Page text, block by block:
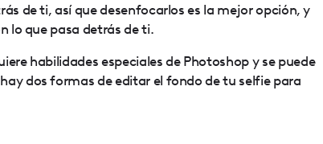
de ti, así que desenfocarlos es la mejor opción, y
lo que pasa detrás de ti.
habilidades especiales de Photoshop y se puede
dos formas de editar el fondo de tu selfie para